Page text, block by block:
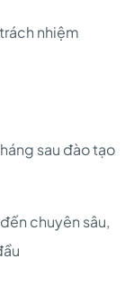
nhiệm
sau đào tạo
chuyên sâu,